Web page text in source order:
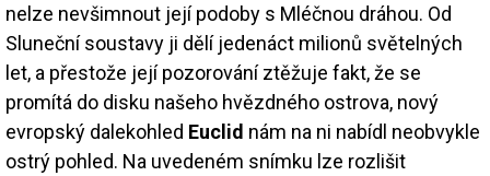
nelze nevšimnout její podoby s Mléčnou dráhou. Od
Sluneční soustavy ji dělí jedenáct milionů světelných
let, a přestože její pozorování ztěžuje fakt, že se
promítá do disku našeho hvězdného ostrova, nový
evropský dalekohled Euclid nám na ni nabídl neobvykle
ostrý pohled. Na uvedeném snímku lze rozlišit